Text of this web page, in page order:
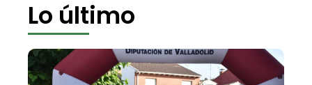
Lo último